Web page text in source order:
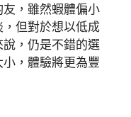
，雖然蝦體偏小
，但對於想以低成
，仍是不錯的選
，體驗將更為豐